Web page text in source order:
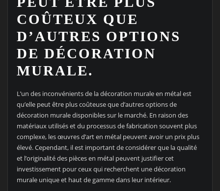
COÛTEUX QUE
D’AUTRES OPTIONS
DE DÉCORATION
MURALE.
L’un des inconvénients de la décoration murale en métal est
qu’elle peut être plus coûteuse que d’autres options de
décoration murale disponibles sur le marché. En raison des
matériaux utilisés et du processus de fabrication souvent plus
complexe, les œuvres d’art en métal peuvent avoir un prix plus
élevé. Cependant, il est important de considérer que la qualité
et l’originalité des pièces en métal peuvent justifier cet
investissement pour ceux qui recherchent une décoration
murale unique et haut de gamme dans leur intérieur.